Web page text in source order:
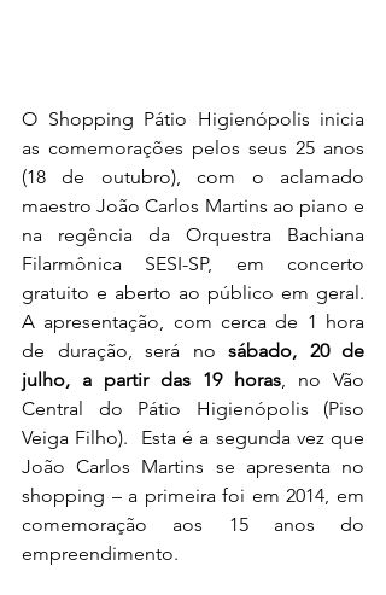
O Shopping Pátio Higienópolis inicia
as comemorações pelos seus 25 anos
(18 de outubro), com o aclamado
maestro João Carlos Martins ao piano e
na regência da Orquestra Bachiana
Filarmônica SESI-SP, em concerto
gratuito e aberto ao público em geral.
A apresentação, com cerca de 1 hora
de duração, será no sábado, 20 de
julho, a partir das 19 horas, no Vão
Central do Pátio Higienópolis (Piso
Veiga Filho).  Esta é a segunda vez que
João Carlos Martins se apresenta no
shopping – a primeira foi em 2014, em
empreendimento.